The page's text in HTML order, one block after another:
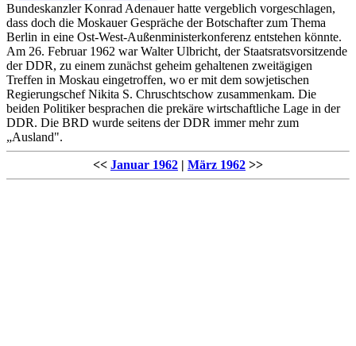
Bundeskanzler Konrad Adenauer hatte vergeblich vorgeschlagen,
dass doch die Moskauer Gespräche der Botschafter zum Thema
Berlin in eine Ost-West-Außenministerkonferenz entstehen könnte.
Am 26. Februar 1962 war Walter Ulbricht, der Staatsratsvorsitzende
der DDR, zu einem zunächst geheim gehaltenen zweitägigen
Treffen in Moskau eingetroffen, wo er mit dem sowjetischen
Regierungschef Nikita S. Chruschtschow zusammenkam. Die
beiden Politiker besprachen die prekäre wirtschaftliche Lage in der
DDR. Die BRD wurde seitens der DDR immer mehr zum
„Ausland".
<< Januar 1962 | März 1962 >>